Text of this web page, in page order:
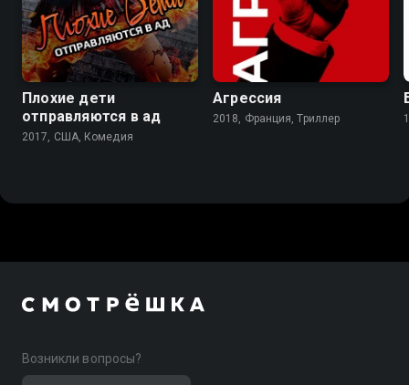
4.8 4.7
Плохие дети
отправляются в ад
2017, США, Комедия
3.6
Агрессия
2018, Франция, Триллер
Возникли вопросы?